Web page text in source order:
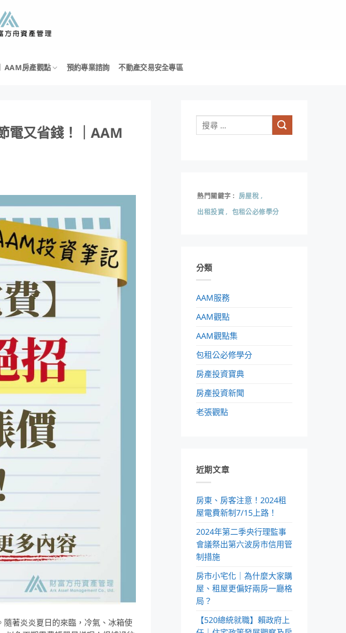
AAM房產觀點 預約專業諮詢 不動產交易安全專區
電又省錢！｜AAM
著炎炎夏日的來臨，冷氣、冰箱使
熱門關鍵字
房屋稅
出租投資
包租公必修學分
分類
AAM服務
AAM觀點
AAM觀點集
包租公必修學分
房產投資寶典
房產投資新聞
老張觀點
近期文章
房東、房客注意！2024租
屋電費新制7/15上路！
2024年第二季央行理監事
會議祭出第六波房市信用管
制措施
房市小宅化｜為什麼大家購
屋、租屋更偏好兩房一廳格
局？
【520總統就職】賴政府上